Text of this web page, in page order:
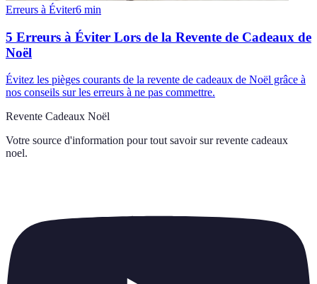
Erreurs à Éviter6 min
5 Erreurs à Éviter Lors de la Revente de Cadeaux de
Noël
Évitez les pièges courants de la revente de cadeaux de Noël grâce à
nos conseils sur les erreurs à ne pas commettre.
Revente Cadeaux Noël
Votre source d'information pour tout savoir sur revente cadeaux
noel.